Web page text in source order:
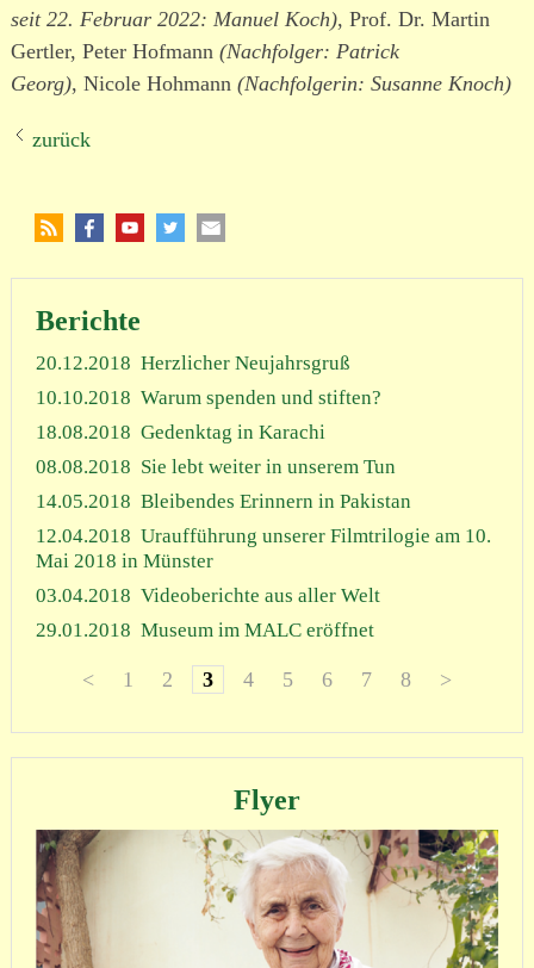
seit 22. Februar 2022: Manuel Koch), Prof. Dr. Martin
Gertler, Peter Hofmann (Nachfolger: Patrick
Georg), Nicole Hohmann (Nachfolgerin: Susanne Knoch)
zurück
Berichte
20.12.2018 Herzlicher Neujahrsgruß
10.10.2018 Warum spenden und stiften?
18.08.2018 Gedenktag in Karachi
08.08.2018 Sie lebt weiter in unserem Tun
14.05.2018 Bleibendes Erinnern in Pakistan
12.04.2018 Uraufführung unserer Filmtrilogie am 10.
Mai 2018 in Münster
03.04.2018 Videoberichte aus aller Welt
29.01.2018 Museum im MALC eröffnet
< 1 2 3 4 5 6 7 8 >
Flyer